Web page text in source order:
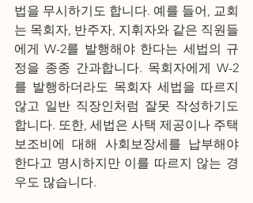
법을 무시하기도 합니다. 예를 들어, 교회
는 목회자, 반주자, 지휘자와 같은 직원들
에게 W-2를 발행해야 한다는 세법의 규
정을 종종 간과합니다. 목회자에게 W-2
를 발행하더라도 목회자 세법을 따르지
않고 일반 직장인처럼 잘못 작성하기도
합니다. 또한, 세법은 사택 제공이나 주택
보조비에 대해 사회보장세를 납부해야
한다고 명시하지만 이를 따르지 않는 경
우도 많습니다.